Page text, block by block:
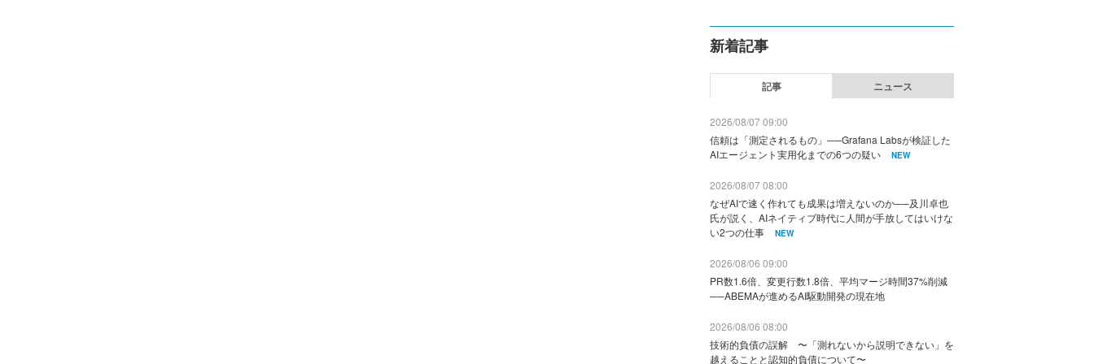
新着記事
記事 ニュース
2026/08/07 09:00
信頼は「測定されるもの」──Grafana Labsが検証した
AIエージェント実用化までの6つの疑い
NEW
2026/08/07 08:00
なぜAIで速く作れても成果は増えないのか──及川卓也
氏が説く、AIネイティブ時代に人間が手放してはいけな
い2つの仕事
NEW
2026/08/06 09:00
PR数1.6倍、変更行数1.8倍、平均マージ時間37%削減
──ABEMAが進めるAI駆動開発の現在地
2026/08/06 08:00
技術的負債の誤解 〜「測れないから説明できない」を
越えることと認知的負債について〜